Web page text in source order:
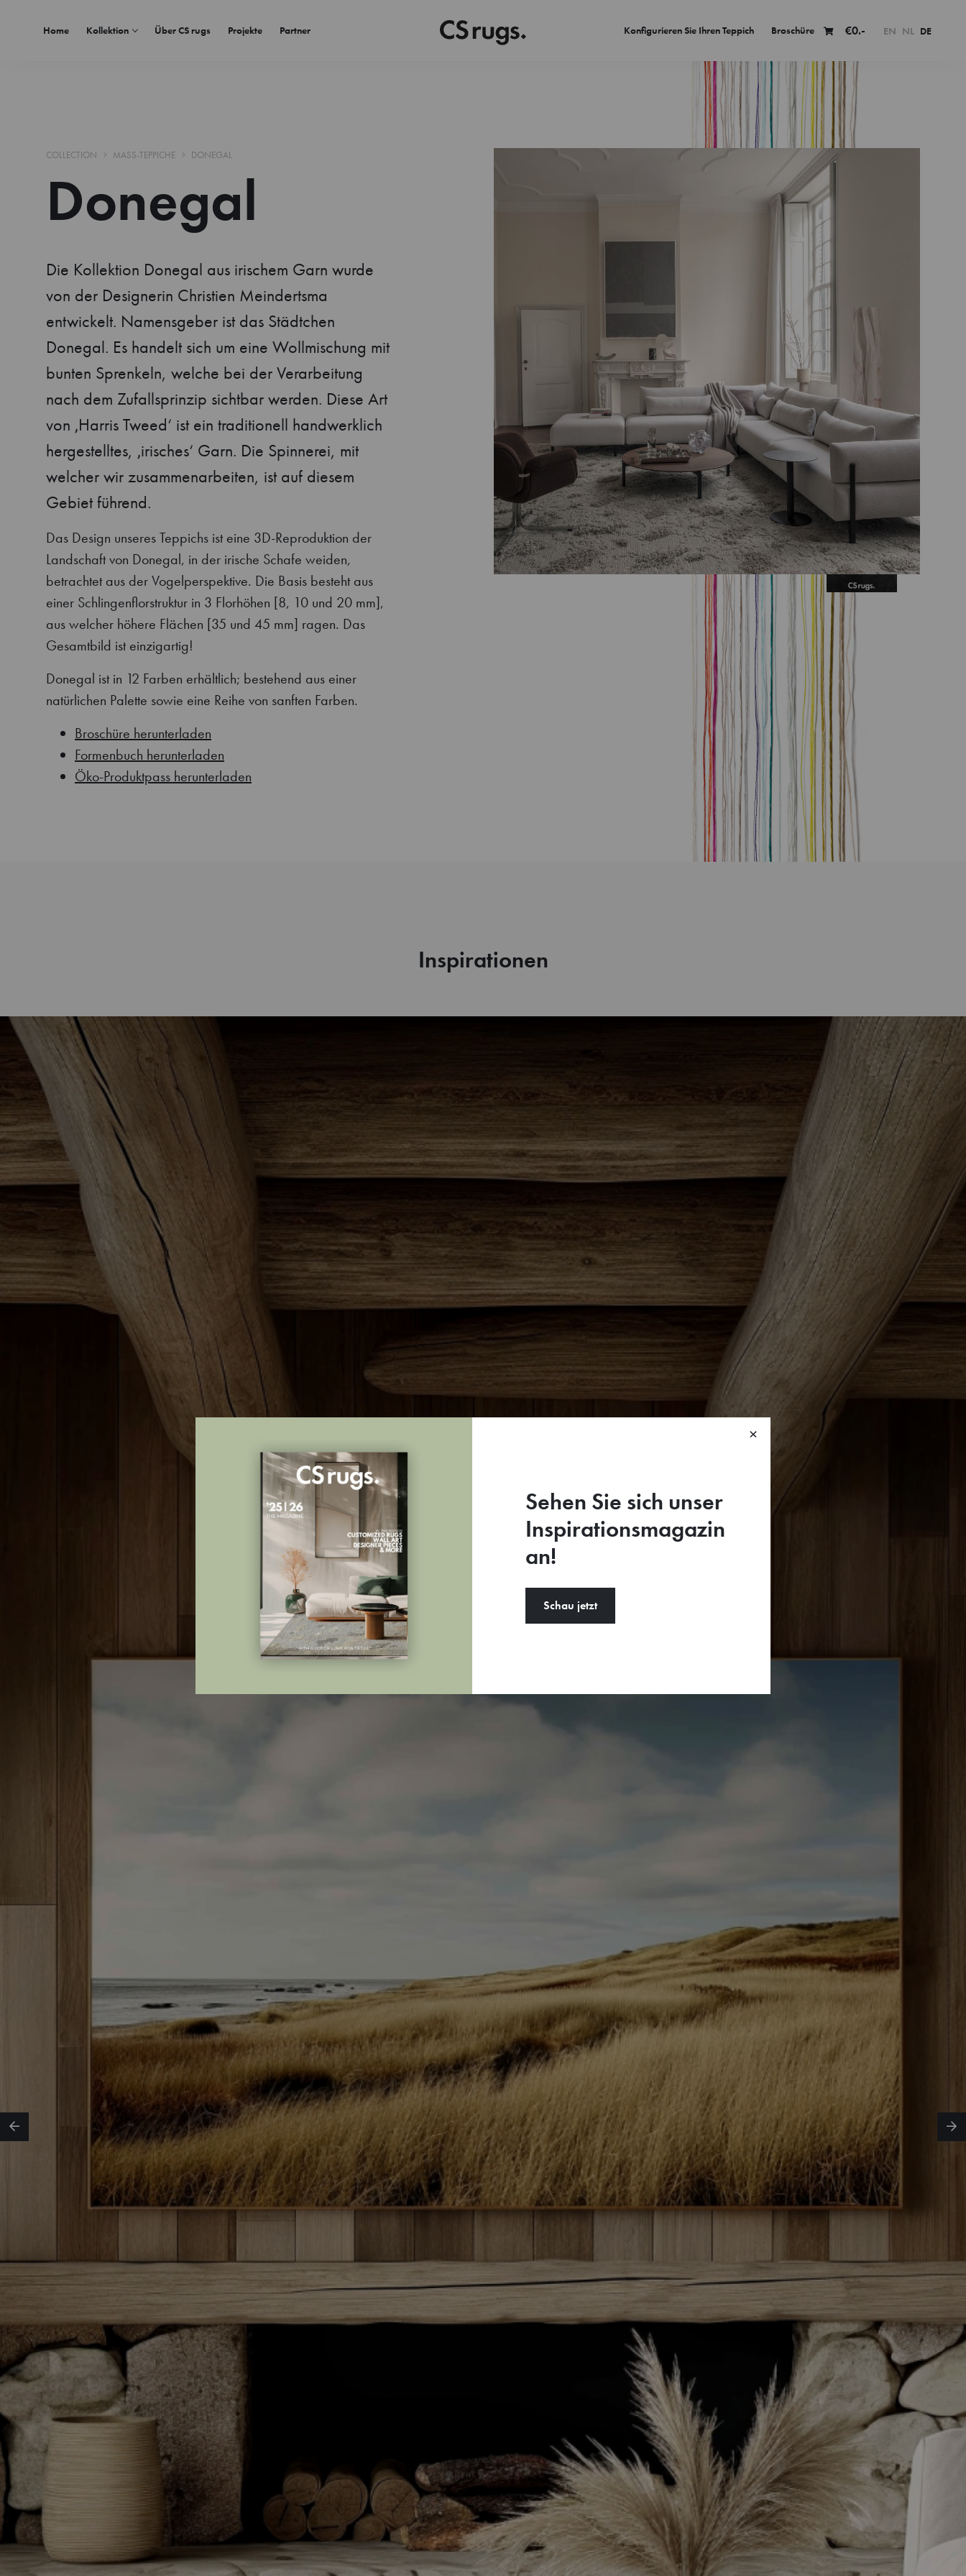
Home Kollektion Über CS rugs Projekte Partner Konfigurieren Sie Ihren Teppich Broschüre €0.- EN NL DE
COLLECTION MASS-TEPPICHE DONEGAL
Donegal
Die Kollektion Donegal aus irischem Garn wurde
von der Designerin Christien Meindertsma
entwickelt. Namensgeber ist das Städtchen
Donegal. Es handelt sich um eine Wollmischung mit
bunten Sprenkeln, welche bei der Verarbeitung
nach dem Zufallsprinzip sichtbar werden. Diese Art
von ‚Harris Tweed‘ ist ein traditionell handwerklich
hergestelltes, ‚irisches‘ Garn. Die Spinnerei, mit
welcher wir zusammenarbeiten, ist auf diesem
Gebiet führend.
Das Design unseres Teppichs ist eine 3D-Reproduktion der
Landschaft von Donegal, in der irische Schafe weiden,
betrachtet aus der Vogelperspektive. Die Basis besteht aus
einer Schlingenflorstruktur in 3 Florhöhen [8, 10 und 20 mm],
aus welcher höhere Flächen [35 und 45 mm] ragen. Das
Gesamtbild ist einzigartig!
Donegal ist in 12 Farben erhältlich; bestehend aus einer
natürlichen Palette sowie eine Reihe von sanften Farben.
Broschüre herunterladen
Formenbuch herunterladen
Öko-Produktpass herunterladen
Inspirationen
×
Sehen Sie sich unser
Inspirationsmagazin
an!
Schau jetzt